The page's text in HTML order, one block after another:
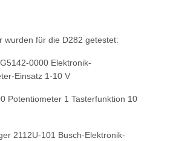
wurden für die D282 getestet:
0000 Elektronik-
Einsatz 1-10 V
Potentiometer 1 Tasterfunktion 10
2112U-101 Busch-Elektronik-